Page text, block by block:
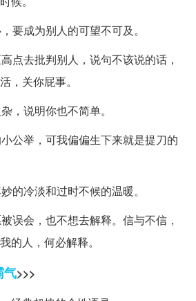
要成为别人的可望不可及。
点去批判别人，说句不该说的话，
，关你屁事。
，说明你也不简单。
公举，可我偏偏生下来就是提刀的
的冷淡和过时不候的温暖。
误会，也不想去解释。信与不信，
的人，何必解释。
气>>>